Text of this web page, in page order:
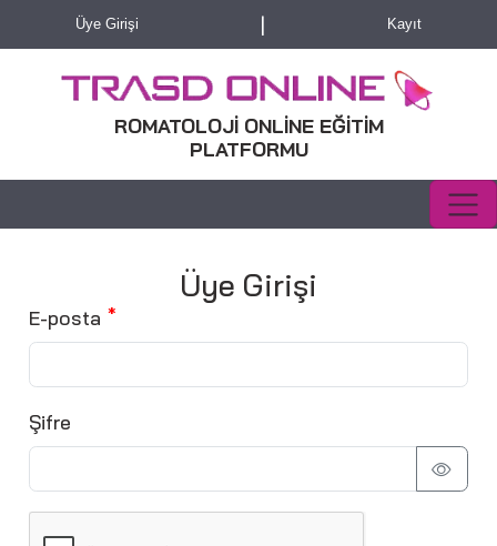
Üye Girişi | Kayıt
ROMATOLOJİ ONLİNE EĞİTİM
PLATFORMU
Üye Girişi
E-posta
Şifre